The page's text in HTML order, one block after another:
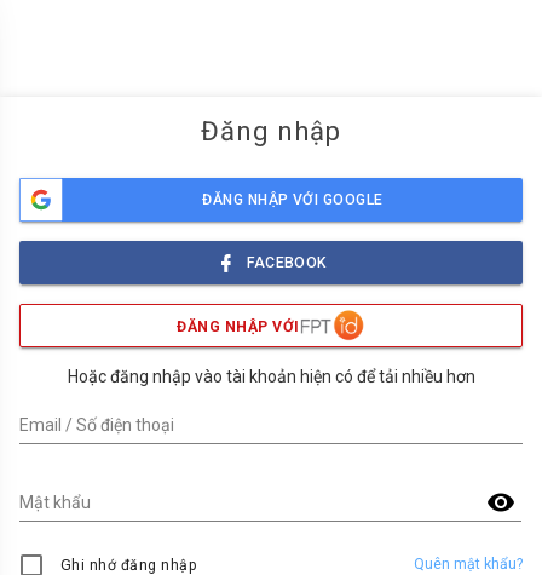
Đăng nhập
ĐĂNG NHẬP VỚI GOOGLE
FACEBOOK
ĐĂNG NHẬP VỚI
Hoặc đăng nhập vào tài khoản hiện có để tải nhiều hơn
Email / Số điện thoại
visibility
Mật khẩu
Ghi nhớ đăng nhập Quên mật khẩu?